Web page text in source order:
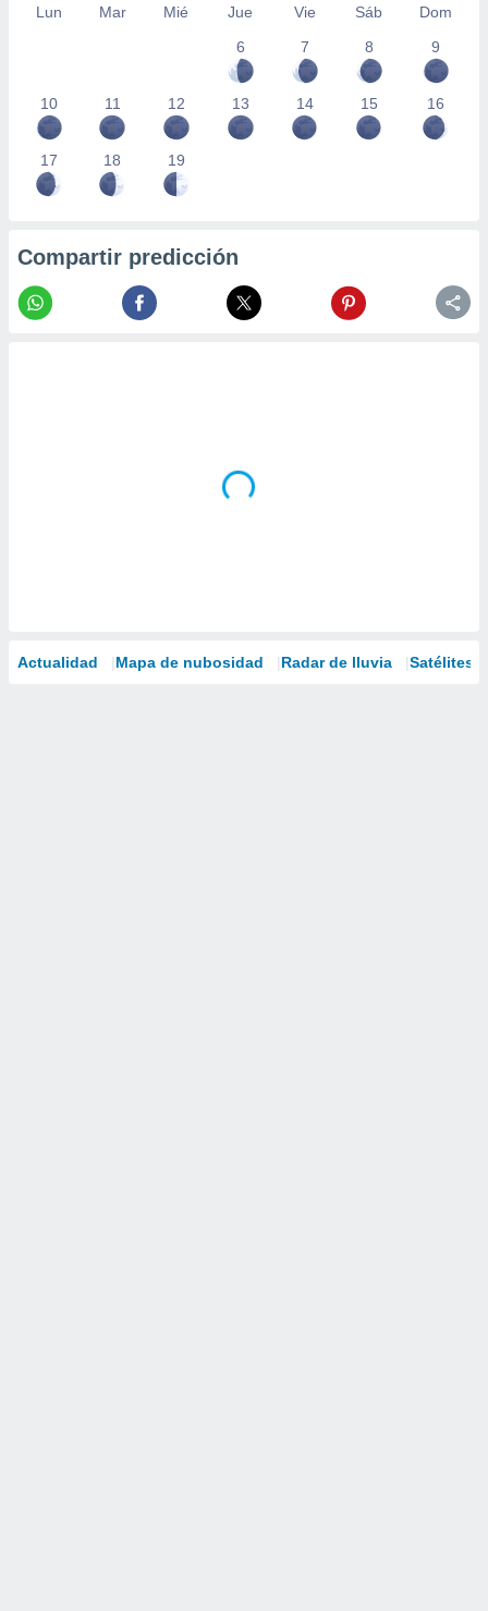
Lun Mar Mié Jue Vie Sáb
Dom
6
7 8 9
10 11 12 13 14 15 16
17 18 19
Compartir predicción
Actualidad Mapa de nubosidad Radar de lluvia Satélites